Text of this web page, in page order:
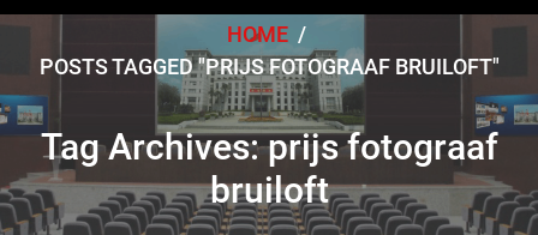
HOME /
POSTS TAGGED "PRIJS FOTOGRAAF BRUILOFT"
Tag Archives: prijs fotograaf
bruiloft